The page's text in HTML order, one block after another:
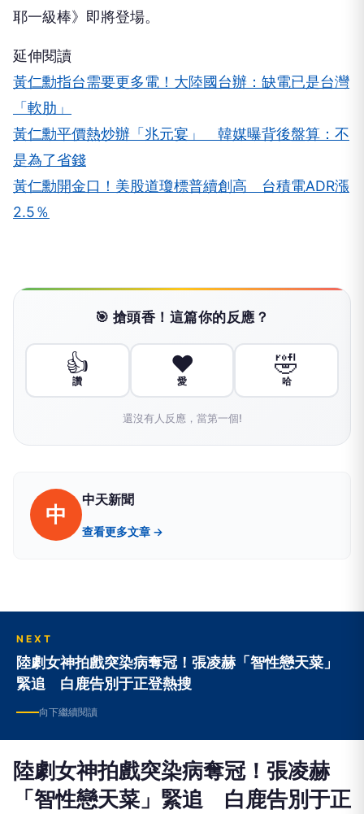
耶一級棒》即將登場。
延伸閱讀
黃仁勳指台需要更多電！大陸國台辦：缺電已是台灣
「軟肋」
黃仁勳平價熱炒辦「兆元宴」 韓媒曝背後盤算：不
是為了省錢
黃仁勳開金口！美股道瓊標普續創高 台積電ADR漲
2.5％
🎯 搶頭香！這篇你的反應？
👍
讚
❤️
愛
🤣
哈
還沒有人反應，當第一個!
中
中天新聞
查看更多文章 →
NEXT
陸劇女神拍戲突染病奪冠！張凌赫「智性戀天菜」
緊追 白鹿告別于正登熱搜
向下繼續閱讀
陸劇女神拍戲突染病奪冠！張凌赫
「智性戀天菜」緊追 白鹿告別于正